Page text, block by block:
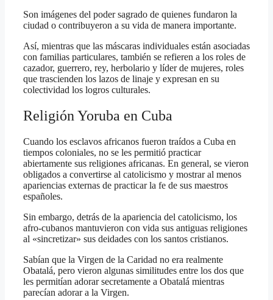
Son imágenes del poder sagrado de quienes fundaron la
ciudad o contribuyeron a su vida de manera importante.
Así, mientras que las máscaras individuales están asociadas
con familias particulares, también se refieren a los roles de
cazador, guerrero, rey, herbolario y líder de mujeres, roles
que trascienden los lazos de linaje y expresan en su
colectividad los logros culturales.
Religión Yoruba en Cuba
Cuando los esclavos africanos fueron traídos a Cuba en
tiempos coloniales, no se les permitió practicar
abiertamente sus religiones africanas. En general, se vieron
obligados a convertirse al catolicismo y mostrar al menos
apariencias externas de practicar la fe de sus maestros
españoles.
Sin embargo, detrás de la apariencia del catolicismo, los
afro-cubanos mantuvieron con vida sus antiguas religiones
al «sincretizar» sus deidades con los santos cristianos.
Sabían que la Virgen de la Caridad no era realmente
Obatalá, pero vieron algunas similitudes entre los dos que
les permitían adorar secretamente a Obatalá mientras
parecían adorar a la Virgen.